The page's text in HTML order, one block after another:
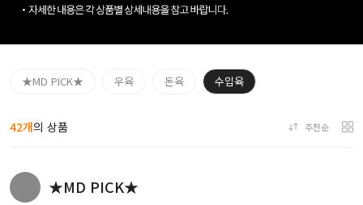
★MD PICK★ 우육 돈육 수입육
42개의 상품 추천순
★MD PICK★